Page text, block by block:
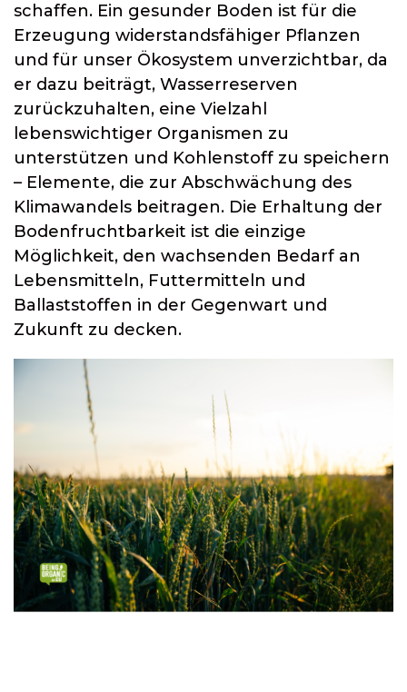
schaffen. Ein gesunder Boden ist für die
Erzeugung widerstandsfähiger Pflanzen
und für unser Ökosystem unverzichtbar, da
er dazu beiträgt, Wasserreserven
zurückzuhalten, eine Vielzahl
lebenswichtiger Organismen zu
unterstützen und Kohlenstoff zu speichern
– Elemente, die zur Abschwächung des
Klimawandels beitragen. Die Erhaltung der
Bodenfruchtbarkeit ist die einzige
Möglichkeit, den wachsenden Bedarf an
Lebensmitteln, Futtermitteln und
Ballaststoffen in der Gegenwart und
Zukunft zu decken.